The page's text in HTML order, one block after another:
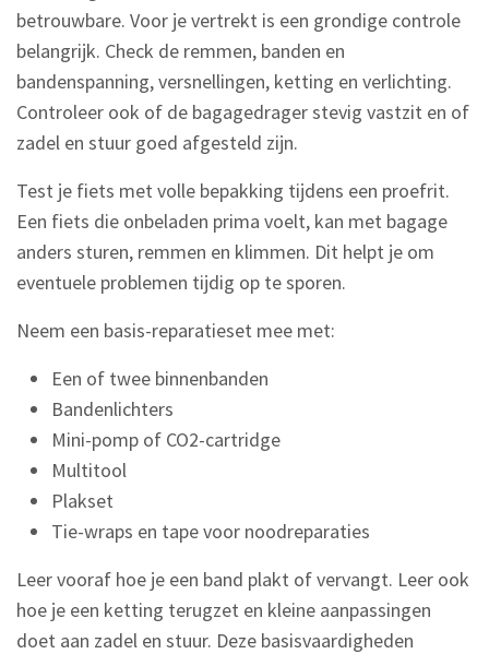
betrouwbare. Voor je vertrekt is een grondige controle
belangrijk. Check de remmen, banden en
bandenspanning, versnellingen, ketting en verlichting.
Controleer ook of de bagagedrager stevig vastzit en of
zadel en stuur goed afgesteld zijn.
Test je fiets met volle bepakking tijdens een proefrit.
Een fiets die onbeladen prima voelt, kan met bagage
anders sturen, remmen en klimmen. Dit helpt je om
eventuele problemen tijdig op te sporen.
Neem een basis-reparatieset mee met:
Een of twee binnenbanden
Bandenlichters
Mini-pomp of CO2-cartridge
Multitool
Plakset
Tie-wraps en tape voor noodreparaties
Leer vooraf hoe je een band plakt of vervangt. Leer ook
hoe je een ketting terugzet en kleine aanpassingen
doet aan zadel en stuur. Deze basisvaardigheden